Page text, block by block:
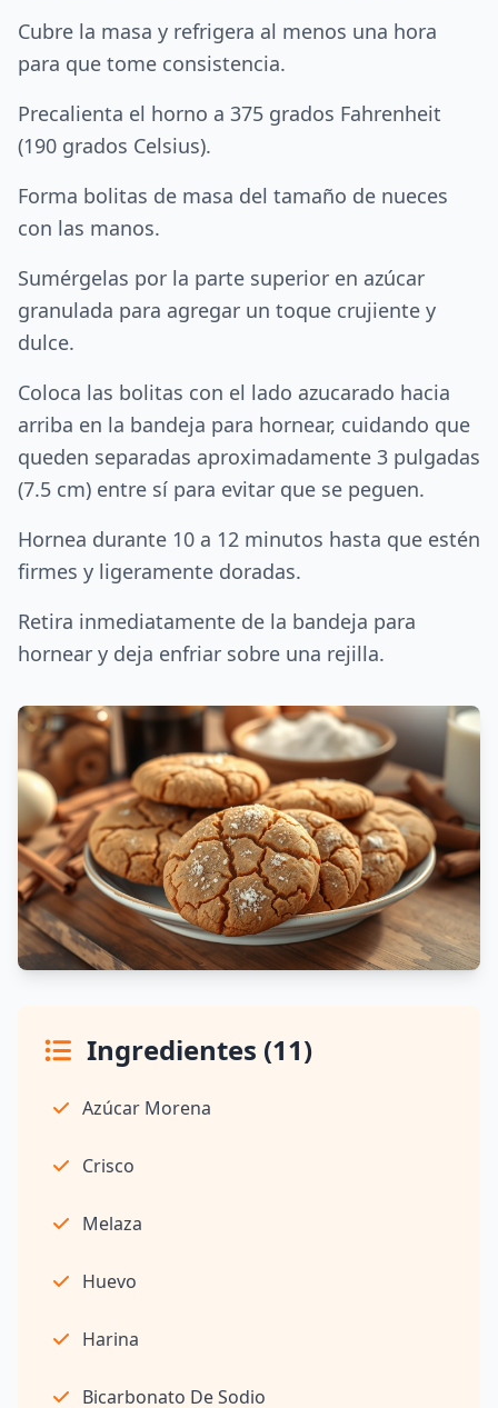
Cubre la masa y refrigera al menos una hora
para que tome consistencia.
Precalienta el horno a 375 grados Fahrenheit
(190 grados Celsius).
Forma bolitas de masa del tamaño de nueces
con las manos.
Sumérgelas por la parte superior en azúcar
granulada para agregar un toque crujiente y
dulce.
Coloca las bolitas con el lado azucarado hacia
arriba en la bandeja para hornear, cuidando que
queden separadas aproximadamente 3 pulgadas
(7.5 cm) entre sí para evitar que se peguen.
Hornea durante 10 a 12 minutos hasta que estén
firmes y ligeramente doradas.
Retira inmediatamente de la bandeja para
hornear y deja enfriar sobre una rejilla.
Ingredientes (11)
Azúcar Morena
Crisco
Melaza
Huevo
Harina
Bicarbonato De Sodio